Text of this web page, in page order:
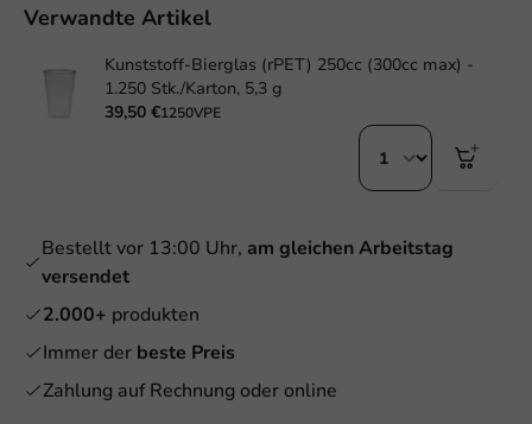
Verwandte Artikel
Kunststoff-Bierglas (rPET) 250cc (300cc max) -
1.250 Stk./Karton, 5,3 g
39,50 €1250VPE
Bestellt vor 13:00 Uhr, am gleichen Arbeitstag
versendet
2.000+ produkten
Immer der beste Preis
Zahlung auf Rechnung oder online